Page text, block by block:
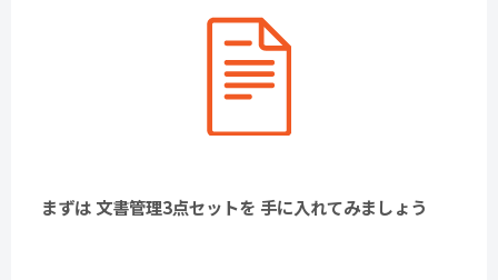
まずは 文書管理3点セットを 手に入れてみましょう